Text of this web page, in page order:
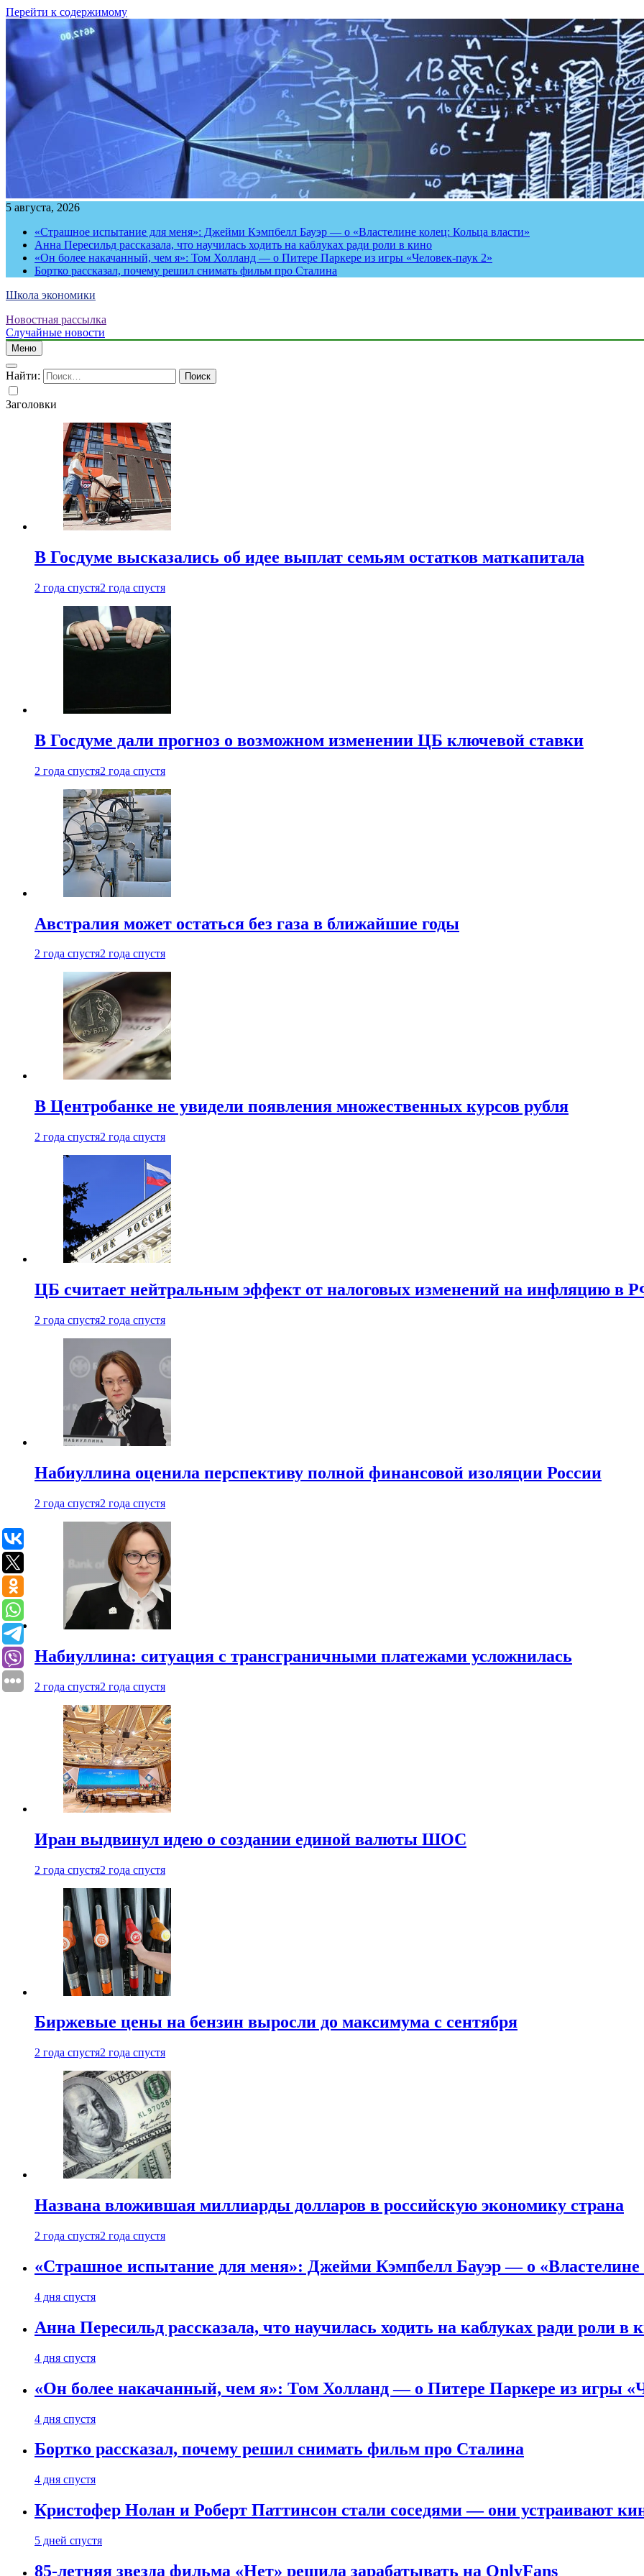
Перейти к содержимому
5 августа, 2026
«Страшное испытание для меня»: Джейми Кэмпбелл Бауэр — о «Властелине колец: Кольца власти»
Анна Пересильд рассказала, что научилась ходить на каблуках ради роли в кино
«Он более накачанный, чем я»: Том Холланд — о Питере Паркере из игры «Человек-паук 2»
Бортко рассказал, почему решил снимать фильм про Сталина
Школа экономики
Новостная рассылка
Случайные новости
Меню
Найти:
Заголовки
В Госдуме высказались об идее выплат семьям остатков маткапитала
2 года спустя2 года спустя
В Госдуме дали прогноз о возможном изменении ЦБ ключевой ставки
2 года спустя2 года спустя
Австралия может остаться без газа в ближайшие годы
2 года спустя2 года спустя
В Центробанке не увидели появления множественных курсов рубля
2 года спустя2 года спустя
ЦБ считает нейтральным эффект от налоговых изменений на инфляцию в
2 года спустя2 года спустя
Набиуллина оценила перспективу полной финансовой изоляции России
2 года спустя2 года спустя
Набиуллина: ситуация с трансграничными платежами усложнилась
2 года спустя2 года спустя
Иран выдвинул идею о создании единой валюты ШОС
2 года спустя2 года спустя
Биржевые цены на бензин выросли до максимума с сентября
2 года спустя2 года спустя
Названа вложившая миллиарды долларов в российскую экономику страна
2 года спустя2 года спустя
«Страшное испытание для меня»: Джейми Кэмпбелл Бауэр — о «Властелине
4 дня спустя
Анна Пересильд рассказала, что научилась ходить на каблуках ради роли в
4 дня спустя
«Он более накачанный, чем я»: Том Холланд — о Питере Паркере из игры
4 дня спустя
Бортко рассказал, почему решил снимать фильм про Сталина
4 дня спустя
Кристофер Нолан и Роберт Паттинсон стали соседями — они устраивают
5 дней спустя
85-летняя звезда фильма «Нет» решила зарабатывать на OnlyFans